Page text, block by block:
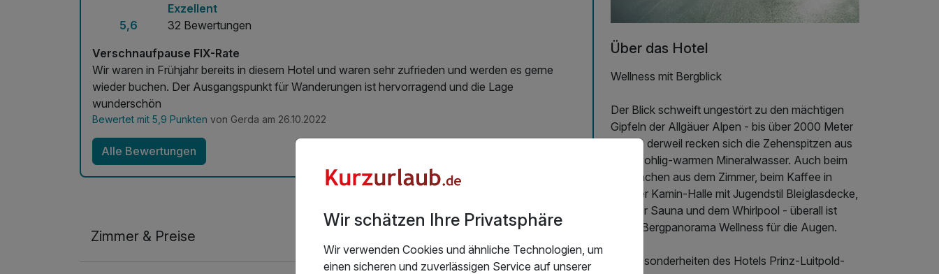
5,6
Exzellent
32 Bewertungen
Verschnaufpause FIX-Rate
Wir waren in Frühjahr bereits in diesem Hotel und waren sehr zufrieden und werden es gerne
wieder buchen. Der Ausgangspunkt für Wanderungen ist hervorragend und die Lage
wunderschön
Bewertet mit 5,9 Punkten von Gerda am 26.10.2022
Alle Bewertungen
Zimmer & Preise
Über das Hotel
Wellness mit Bergblick
Der Blick schweift ungestört zu den mächtigen
Gipfeln der Allgäuer Alpen - bis über 2000 Meter
hoch - derweil recken sich die Zehenspitzen aus
dem wohlig-warmen Mineralwasser. Auch beim
Aufwachen aus dem Zimmer, beim Kaffee in
unserer Kamin-Halle mit Jugendstil Bleiglasdecke,
aus der Sauna und dem Whirlpool - überall ist
unser Bergpanorama Wellness für die Augen.
Die Besonderheiten des Hotels Prinz-Luitpold-
Wir schätzen Ihre Privatsphäre
Wir verwenden Cookies und ähnliche Technologien, um
einen sicheren und zuverlässigen Service auf unserer